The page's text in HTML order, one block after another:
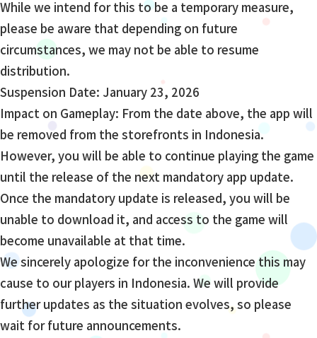
While we intend for this to be a temporary measure,
please be aware that depending on future
circumstances, we may not be able to resume
distribution.
Suspension Date: January 23, 2026
Impact on Gameplay: From the date above, the app will
be removed from the storefronts in Indonesia.
However, you will be able to continue playing the game
until the release of the next mandatory app update.
Once the mandatory update is released, you will be
unable to download it, and access to the game will
become unavailable at that time.
We sincerely apologize for the inconvenience this may
cause to our players in Indonesia. We will provide
further updates as the situation evolves, so please
wait for future announcements.